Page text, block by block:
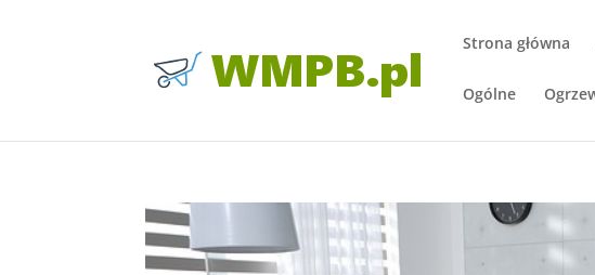
Strona główna
Ogólne